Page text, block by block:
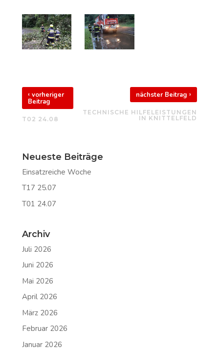
‹ vorheriger
Beitrag
T02 24.08
nächster Beitrag›
TECHNISCHE HILFELEISTUNGEN
IN KNITTELFELD
Neueste Beiträge
Einsatzreiche Woche
T17 25.07
T01 24.07
Archiv
Juli 2026
Juni 2026
Mai 2026
April 2026
März 2026
Februar 2026
Januar 2026